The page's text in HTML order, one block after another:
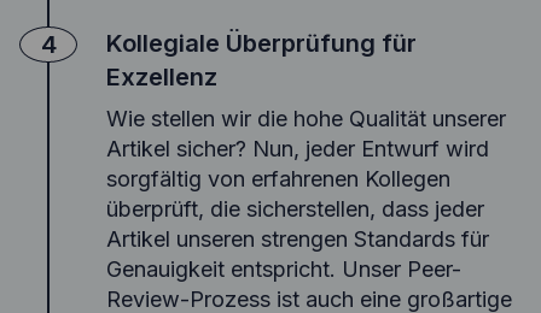
4
Kollegiale Überprüfung für
Exzellenz
Wie stellen wir die hohe Qualität unserer
Artikel sicher? Nun, jeder Entwurf wird
sorgfältig von erfahrenen Kollegen
überprüft, die sicherstellen, dass jeder
Artikel unseren strengen Standards für
Genauigkeit entspricht. Unser Peer-
Review-Prozess ist auch eine großartige